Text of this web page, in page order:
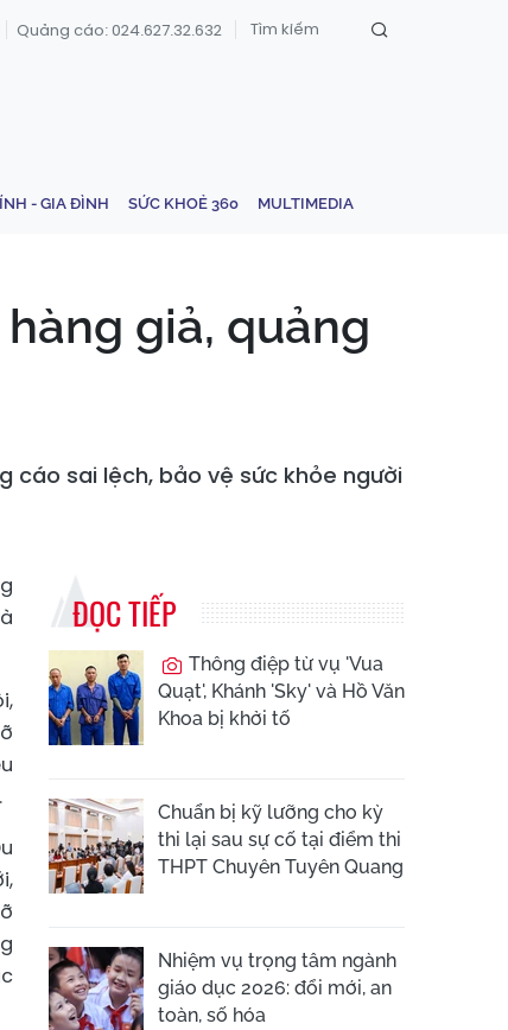
Quảng cáo: 024.627.32.632
- GIA ĐÌNH SỨC KHOẺ 360 MULTIMEDIA
giả, quảng
cáo sai lệch, bảo vệ sức khỏe người
ĐỌC TIẾP
Thông điệp từ vụ 'Vua
Quạt', Khánh 'Sky' và Hồ Văn
Khoa bị khởi tố
Chuẩn bị kỹ lưỡng cho kỳ
thi lại sau sự cố tại điểm thi
THPT Chuyên Tuyên Quang
Nhiệm vụ trọng tâm ngành
giáo dục 2026: đổi mới, an
toàn, số hóa